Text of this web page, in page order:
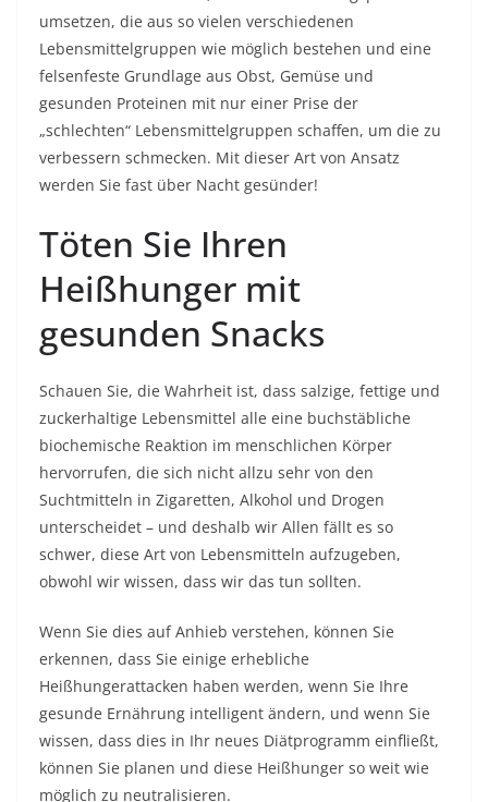
umsetzen, die aus so vielen verschiedenen
Lebensmittelgruppen wie möglich bestehen und eine
felsenfeste Grundlage aus Obst, Gemüse und
gesunden Proteinen mit nur einer Prise der
„schlechten“ Lebensmittelgruppen schaffen, um die zu
verbessern schmecken. Mit dieser Art von Ansatz
werden Sie fast über Nacht gesünder!
Töten Sie Ihren
Heißhunger mit
gesunden Snacks
Schauen Sie, die Wahrheit ist, dass salzige, fettige und
zuckerhaltige Lebensmittel alle eine buchstäbliche
biochemische Reaktion im menschlichen Körper
hervorrufen, die sich nicht allzu sehr von den
Suchtmitteln in Zigaretten, Alkohol und Drogen
unterscheidet – und deshalb wir Allen fällt es so
schwer, diese Art von Lebensmitteln aufzugeben,
obwohl wir wissen, dass wir das tun sollten.
Wenn Sie dies auf Anhieb verstehen, können Sie
erkennen, dass Sie einige erhebliche
Heißhungerattacken haben werden, wenn Sie Ihre
gesunde Ernährung intelligent ändern, und wenn Sie
wissen, dass dies in Ihr neues Diätprogramm einfließt,
können Sie planen und diese Heißhunger so weit wie
möglich zu neutralisieren.